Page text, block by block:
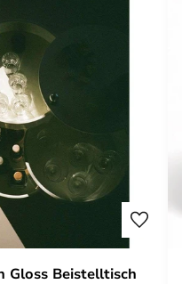
Gloss Beistelltisch